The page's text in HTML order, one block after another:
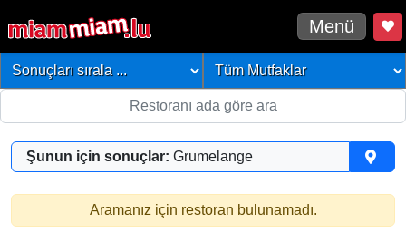
Menü
Şunun için sonuçlar: Grumelange
Aramanız için restoran bulunamadı.